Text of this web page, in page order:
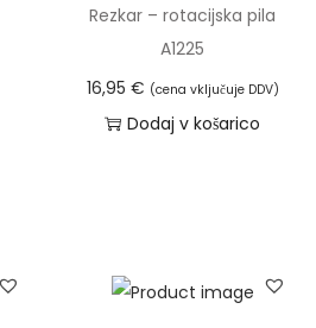
Rezkar – rotacijska pila
A1225
16,95 € (cena vključuje DDV)
Dodaj v košarico